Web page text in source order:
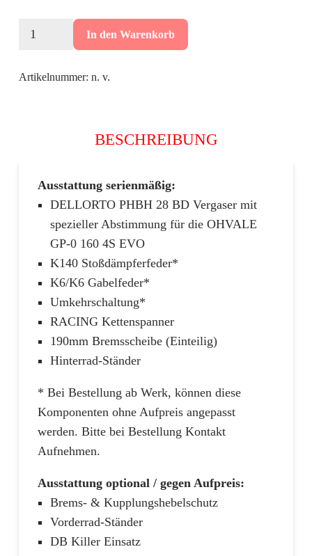
OHVALE
Menge
In den Warenkorb
Artikelnummer: n. v.
BESCHREIBUNG
Ausstattung serienmäßig:
DELLORTO PHBH 28 BD Vergaser mit
spezieller Abstimmung für die OHVALE
GP-0 160 4S EVO
K140 Stoßdämpferfeder*
K6/K6 Gabelfeder*
Umkehrschaltung*
RACING Kettenspanner
190mm Bremsscheibe (Einteilig)
Hinterrad-Ständer
* Bei Bestellung ab Werk, können diese
Komponenten ohne Aufpreis angepasst
werden. Bitte bei Bestellung Kontakt
Aufnehmen.
Ausstattung optional / gegen Aufpreis:
Brems- & Kupplungshebelschutz
Vorderrad-Ständer
DB Killer Einsatz